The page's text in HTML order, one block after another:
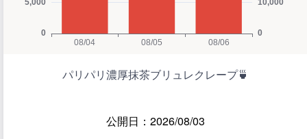
パリパリ濃厚抹茶ブリュレクレープ🍵
公開日：2026/08/03